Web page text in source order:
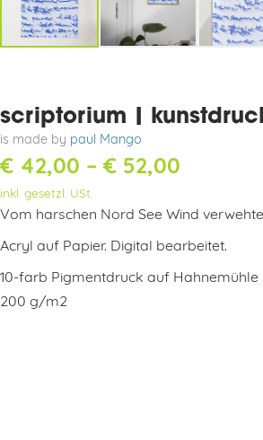
scriptorium |
is made by paul Mango
€ 42,00 –€ 52,00
€ 52,00
inkl. gesetzl. USt.
Vom harschen Nord See Wind
Acryl auf Papier. Digital bearbeitet.
10-farb Pigmentdruck auf Hahnemühle
200 g/m2